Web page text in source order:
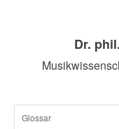
Dr.
SKIP
Glossar